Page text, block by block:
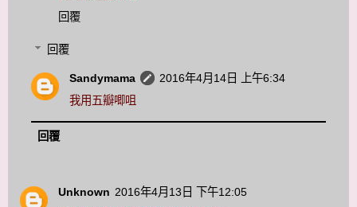
回覆
回覆
Sandymama
2016年4月14日 上午6:34
我用五瓣唧咀
回覆
Unknown 2016年4月13日 下午12:05